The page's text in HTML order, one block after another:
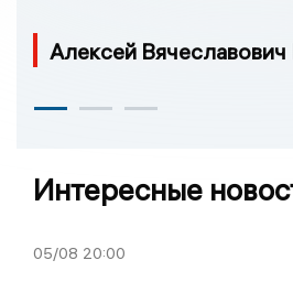
Алексей
Интересные
05/08 20:00